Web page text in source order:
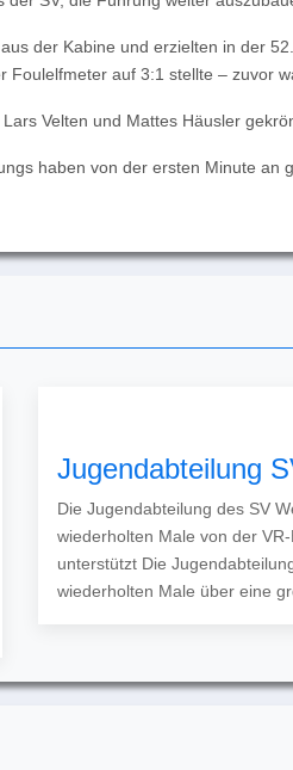
der Kabine und erzielten in der
auf 3:1 stellte – zuvor
Velten und Mattes Häusler
haben von der ersten Minute
Jugendabteilung
Die Jugendabteilung des SV
wiederholten Male von der
unterstützt Die
wiederholten Male über eine